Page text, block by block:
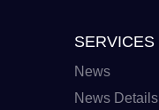
SERVICES
News
News Details